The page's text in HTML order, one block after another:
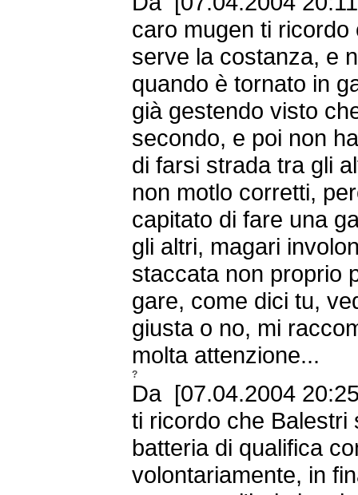
caro mugen ti
serve la costanza, e
quando è tornato in
già gestendo visto
secondo, e poi non
di farsi strada tra gli
non motlo corretti,
capitato di fare una
gli altri, magari
staccata non proprio
gare, come dici tu,
giusta o no, mi
molta attenzione...
?
Da [07.04.2004
ti ricordo che Balestri
batteria di qualifica
volontariamente, in